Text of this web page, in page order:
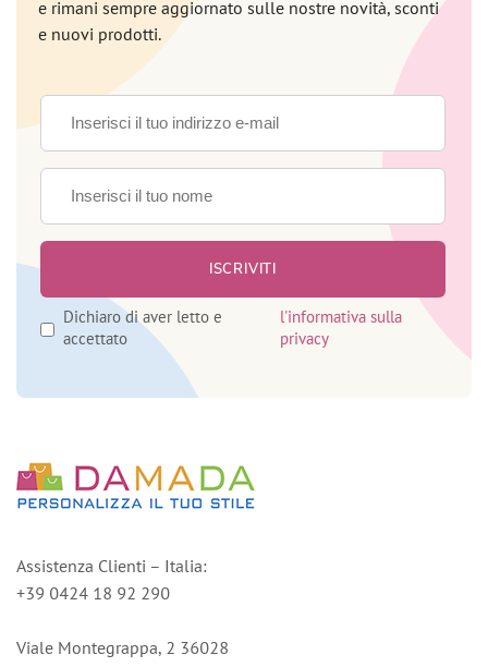
e rimani sempre aggiornato sulle nostre novità, sconti
e nuovi prodotti.
Dichiaro di aver letto e
accettato
l'informativa sulla
privacy
Assistenza Clienti – Italia:
+39 0424 18 92 290
Viale Montegrappa, 2 36028